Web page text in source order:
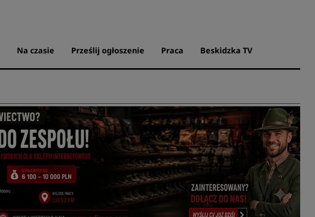
Na czasie Prześlij ogłoszenie Praca Beskidzka TV